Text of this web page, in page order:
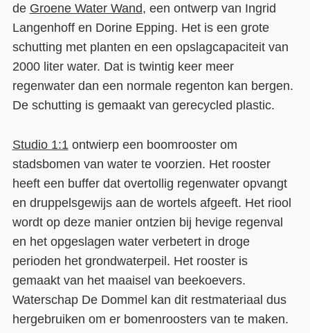
de Groene Water Wand, een ontwerp van Ingrid
Langenhoff en Dorine Epping. Het is een grote
schutting met planten en een opslagcapaciteit van
2000 liter water. Dat is twintig keer meer
regenwater dan een normale regenton kan bergen.
De schutting is gemaakt van gerecycled plastic.
Studio 1:1ontwierp een boomrooster om
stadsbomen van water te voorzien. Het rooster
heeft een buffer dat overtollig regenwater opvangt
en druppelsgewijs aan de wortels afgeeft. Het riool
wordt op deze manier ontzien bij hevige regenval
en het opgeslagen water verbetert in droge
perioden het grondwaterpeil. Het rooster is
gemaakt van het maaisel van beekoevers.
Waterschap De Dommel kan dit restmateriaal dus
hergebruiken om er bomenroosters van te maken.